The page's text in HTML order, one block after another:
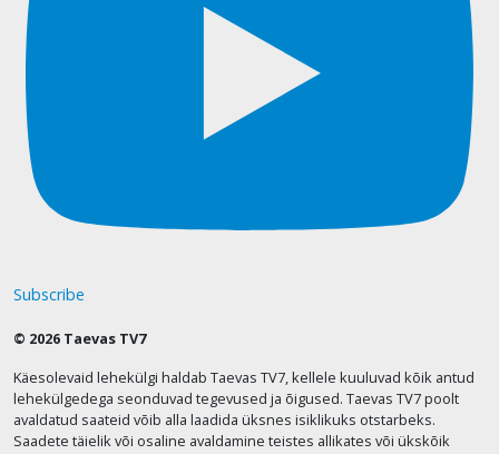
Subscribe
© 2026 Taevas TV7
Käesolevaid lehekülgi haldab Taevas TV7, kellele kuuluvad kõik antud
lehekülgedega seonduvad tegevused ja õigused. Taevas TV7 poolt
avaldatud saateid võib alla laadida üksnes isiklikuks otstarbeks.
Saadete täielik või osaline avaldamine teistes allikates või ükskõik